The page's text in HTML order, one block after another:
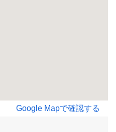
Google Mapで確認する